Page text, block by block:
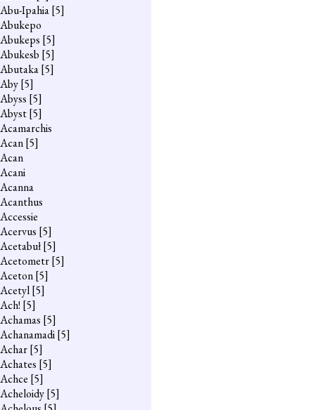
Abu-Ipahia[5]
Abukepo
Abukeps [5]
Abukesb [5]
Abutaka[5]
Aby[5]
Abyss [5]
Abyst[5]
Acamarchis
Acan[5]
Acan
Acani
Acanna
Acanthus
Accessie
Acervus [5]
Acetabuł[5]
Acetometr[5]
Aceton[5]
Acetyl[5]
Ach! [5]
Achamas [5]
Achanamadi[5]
Achar[5]
Achates [5]
Achce [5]
Acheloidy[5]